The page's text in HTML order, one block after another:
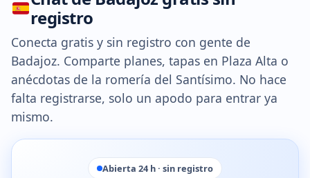
registro
Conecta gratis y sin registro con gente de
Badajoz. Comparte planes, tapas en Plaza Alta o
anécdotas de la romería del Santísimo. No hace
falta registrarse, solo un apodo para entrar ya
mismo.
Abierta 24 h · sin registro